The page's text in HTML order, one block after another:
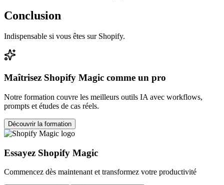
Conclusion
Indispensable si vous êtes sur Shopify.
Maîtrisez Shopify Magic comme un pro
Notre formation couvre les meilleurs outils IA avec workflows,
prompts et études de cas réels.
Découvrir la formation
Essayez Shopify Magic
Commencez dès maintenant et transformez votre productivité